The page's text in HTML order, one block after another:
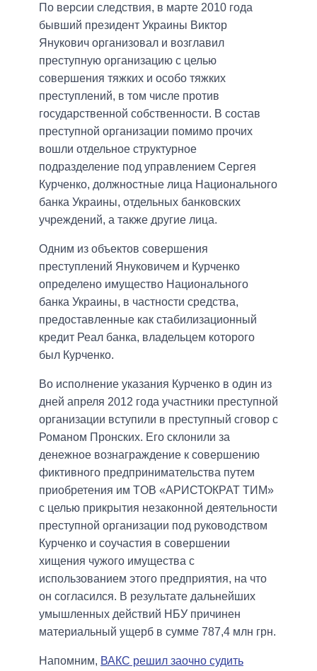
По версии следствия, в марте 2010 года
бывший президент Украины Виктор
Янукович организовал и возглавил
преступную организацию с целью
совершения тяжких и особо тяжких
преступлений, в том числе против
государственной собственности. В состав
преступной организации помимо прочих
вошли отдельное структурное
подразделение под управлением Сергея
Курченко, должностные лица Национального
банка Украины, отдельных банковских
учреждений, а также другие лица.
Одним из объектов совершения
преступлений Януковичем и Курченко
определено имущество Национального
банка Украины, в частности средства,
предоставленные как стабилизационный
кредит Реал банка, владельцем которого
был Курченко.
Во исполнение указания Курченко в один из
дней апреля 2012 года участники преступной
организации вступили в преступный сговор с
Романом Пронских. Его склонили за
денежное вознаграждение к совершению
фиктивного предпринимательства путем
приобретения им TOB «АРИСТОКРАТ ТИМ»
с целью прикрытия незаконной деятельности
преступной организации под руководством
Курченко и соучастия в совершении
хищения чужого имущества с
использованием этого предприятия, на что
он согласился. В результате дальнейших
умышленных действий НБУ причинен
материальный ущерб в сумме 787,4 млн грн.
Напомним, ВАКС решил заочно судить